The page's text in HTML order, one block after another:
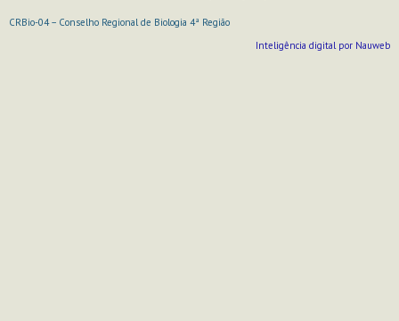
CRBio-04 – Conselho Regional de Biologia 4ª Região
Inteligência digital por Nauweb